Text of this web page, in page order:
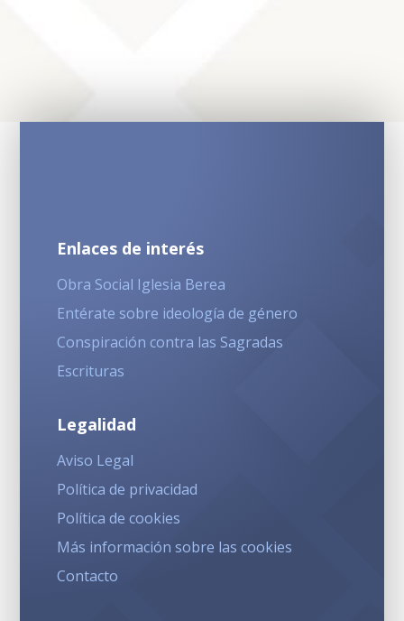
Enlaces de interés
Obra Social Iglesia Berea
Entérate sobre ideología de género
Conspiración contra las Sagradas
Escrituras
Legalidad
Aviso Legal
Política de privacidad
Política de cookies
Más información sobre las cookies
Contacto